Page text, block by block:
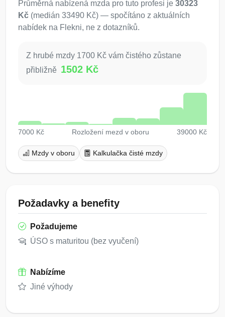
Průměrná nabízená mzda pro tuto profesi je 30323
Kč (medián 33490 Kč) — spočítáno z aktuálních
nabídek na Flekni, ne z dotazníků.
Z hrubé mzdy 1700 Kč vám čistého zůstane
přibližně 1502 Kč
7000 Kč Rozložení mezd v oboru 39000 Kč
Mzdy v oboru Kalkulačka čisté mzdy
Požadavky a benefity
Požadujeme
ÚSO s maturitou (bez vyučení)
Nabízíme
Jiné výhody